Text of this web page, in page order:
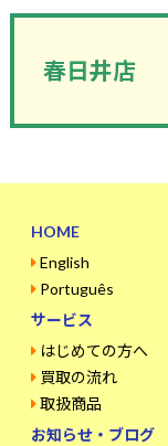
春日井店
HOME
English
Português
サービス
はじめての方へ
買取の流れ
取扱商品
お知らせ・ブログ